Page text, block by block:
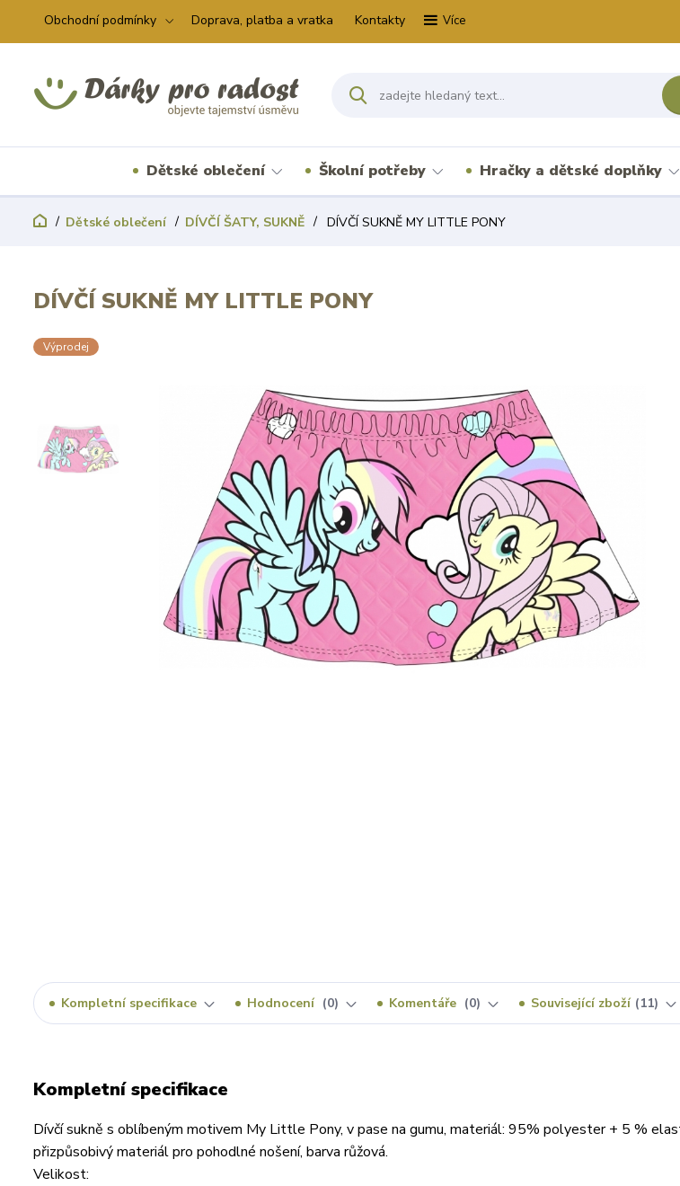
Obchodní podmínky Doprava, platba a vratka Kontakty Více
Dětské oblečení Školní potřeby Hračky a dětské doplňky
Dětské oblečení DÍVČÍ ŠATY, SUKNĚ DÍVČÍ SUKNĚ MY LITTLE PONY
DÍVČÍ SUKNĚ MY LITTLE PONY
Výprodej
Kompletní specifikace Hodnocení 0 Komentáře 0 Související zboží 11
Kompletní specifikace
Dívčí sukně s oblíbeným motivem My Little Pony, v pase na gumu, materiál: 95% polyester + 5 %
přizpůsobivý materiál pro pohodlné nošení, barva růžová.
Velikost: